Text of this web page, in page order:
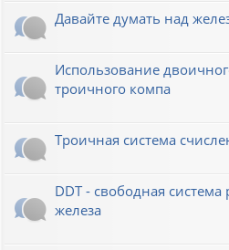
Давайте думать над
Использование
троичного компа
Троичная система
DDT - свободная
железа